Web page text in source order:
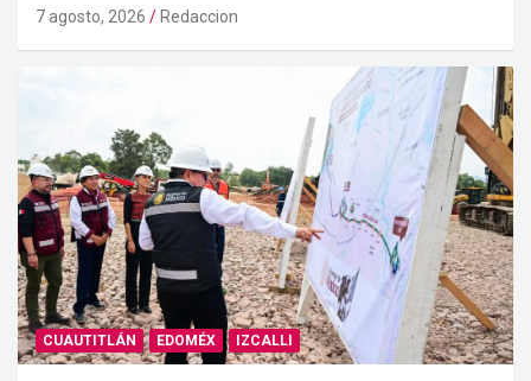
7 agosto, 2026 Redaccion
CUAUTITLÁN EDOMÉX IZCALLI